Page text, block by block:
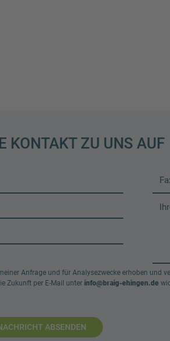
KONTAKT ZU UNS AUF
Anfrage und für Analysezwecke erhoben und
Zukunft per E-Mail unterinfo@braig-ehingen.de
ABSENDEN